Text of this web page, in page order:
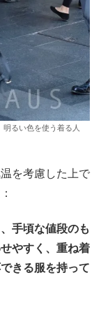
るい色を使う着る人
を考慮した上で
手頃な値段のも
やすく、重ね着
きる服を持って